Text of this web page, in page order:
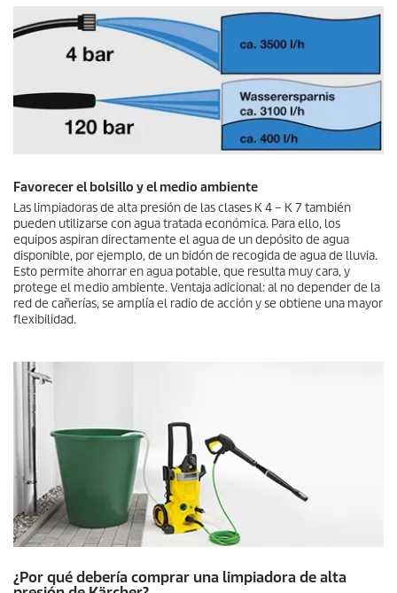
Favorecer el bolsillo y el medio ambiente
Las limpiadoras de alta presión de las clases K 4 – K 7 también
pueden utilizarse con agua tratada económica. Para ello, los
equipos aspiran directamente el agua de un depósito de agua
disponible, por ejemplo, de un bidón de recogida de agua de lluvia.
Esto permite ahorrar en agua potable, que resulta muy cara, y
protege el medio ambiente. Ventaja adicional: al no depender de la
red de cañerías, se amplía el radio de acción y se obtiene una mayor
flexibilidad.
¿Por qué debería comprar una limpiadora de alta